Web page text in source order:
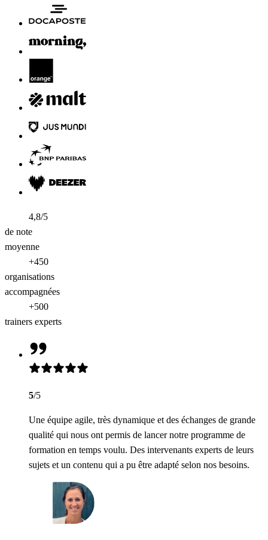
4,8/5
de note
moyenne
+450
organisations
accompagnées
+500
trainers experts
5/5
Une équipe agile, très dynamique et des échanges de grande
qualité qui nous ont permis de lancer notre programme de
formation en temps voulu. Des intervenants experts de leurs
sujets et un contenu qui a pu être adapté selon nos besoins.